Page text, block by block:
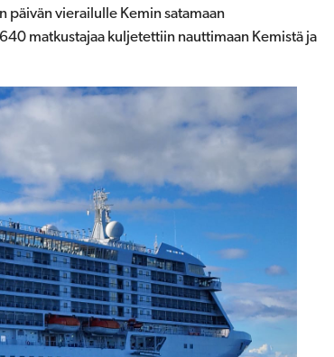
päivän vierailulle Kemin satamaan
matkustajaa kuljetettiin nauttimaan Kemistä ja